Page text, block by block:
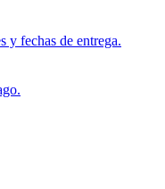
y fechas de entrega.